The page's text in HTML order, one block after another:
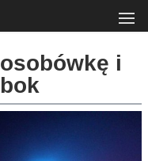
i